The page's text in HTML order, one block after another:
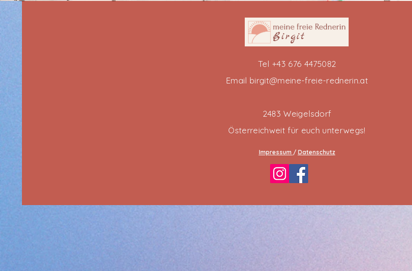
Tel +43 676 4475082
Email birgit@meine-freie-rednerin.at
2483 Weigelsdorf
Österreichweit für euch unterwegs!
Impressum / Datenschutz